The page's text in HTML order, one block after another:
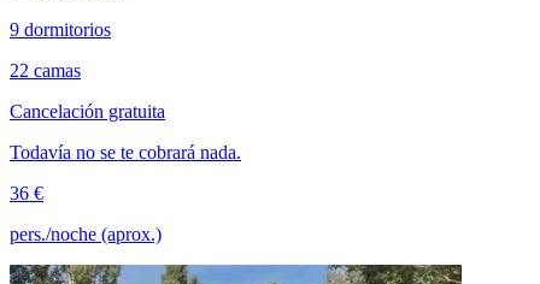
9 dormitorios
22 camas
Cancelación gratuita
Todavía no se te cobrará nada.
36 €
pers./noche (aprox.)